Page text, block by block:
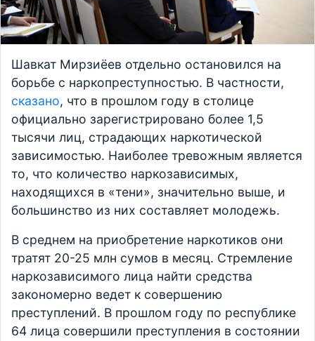
Шавкат Мирзиёев отдельно остановился на
борьбе с наркопреступностью. В частности,
сказано, что в прошлом году в столице
официально зарегистрировано более 1,5
тысячи лиц, страдающих наркотической
зависимостью. Наиболее тревожным является
то, что количество наркозависимых,
находящихся в «тени», значительно выше, и
большинство из них составляет молодежь.
В среднем на приобретение наркотиков они
тратят 20-25 млн сумов в месяц. Стремление
наркозависимого лица найти средства
закономерно ведет к совершению
преступлений. В прошлом году по республике
64 лица совершили преступления в состоянии